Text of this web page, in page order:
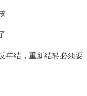
年结，重新结转必须要